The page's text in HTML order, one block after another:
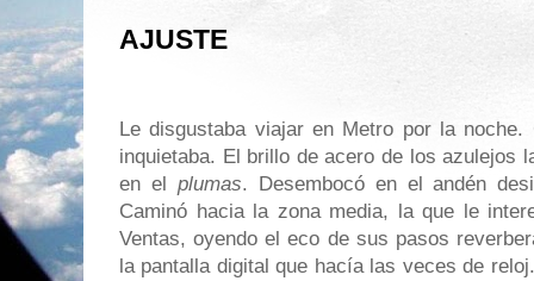
AJUSTE
Le disgustaba viajar en Metro por la
inquietaba. El brillo de acero de los azulejos
en el plumas. Desembocó en el andén
Caminó hacia la zona media, la que le
Ventas, oyendo el eco de sus pasos
la pantalla digital que hacía las veces de